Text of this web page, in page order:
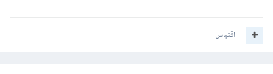
اقتباس